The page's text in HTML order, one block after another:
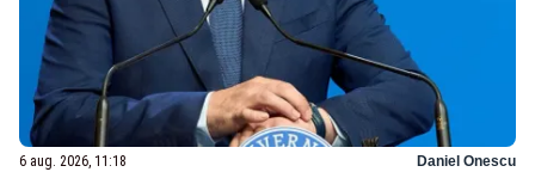
6 aug. 2026, 11:18 Daniel Onescu